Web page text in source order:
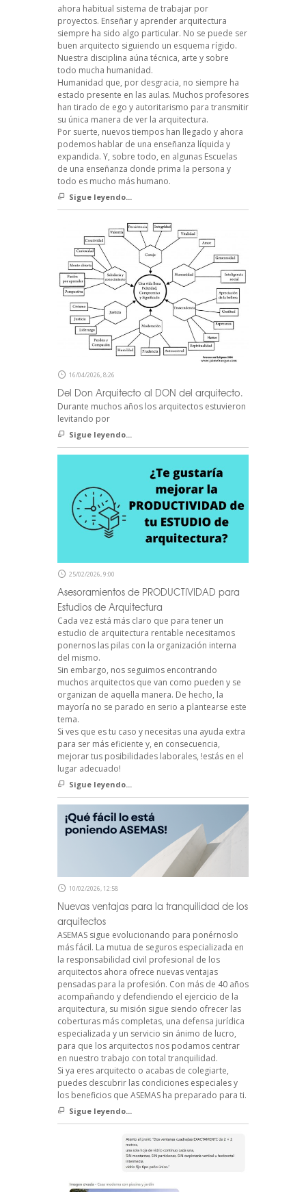
ahora habitual sistema de trabajar por
proyectos. Enseñar y aprender arquitectura
siempre ha sido algo particular. No se puede ser
buen arquitecto siguiendo un esquema rígido.
Nuestra disciplina aúna técnica, arte y sobre
todo mucha humanidad.
Humanidad que, por desgracia, no siempre ha
estado presente en las aulas. Muchos profesores
han tirado de ego y autoritarismo para transmitir
su única manera de ver la arquitectura.
Por suerte, nuevos tiempos han llegado y ahora
podemos hablar de una enseñanza líquida y
expandida. Y, sobre todo, en algunas Escuelas
de una enseñanza donde prima la persona y
todo es mucho más humano.
Sigue leyendo...
16/04/2026, 8:26
Del Don Arquitecto al DON del arquitecto.
Durante muchos años los arquitectos estuvieron
levitando por
Sigue leyendo...
25/02/2026, 9:00
Asesoramientos de PRODUCTIVIDAD para
Estudios de Arquitectura
Cada vez está más claro que para tener un
estudio de arquitectura rentable necesitamos
ponernos las pilas con la organización interna
del mismo.
Sin embargo, nos seguimos encontrando
muchos arquitectos que van como pueden y se
organizan de aquella manera. De hecho, la
mayoría no se parado en serio a plantearse este
tema.
Si ves que es tu caso y necesitas una ayuda extra
para ser más eficiente y, en consecuencia,
mejorar tus posibilidades laborales, !estás en el
lugar adecuado!
Sigue leyendo...
10/02/2026, 12:58
Nuevas ventajas para la tranquilidad de los
arquitectos
ASEMAS sigue evolucionando para ponérnoslo
más fácil. La mutua de seguros especializada en
la responsabilidad civil profesional de los
arquitectos ahora ofrece nuevas ventajas
pensadas para la profesión. Con más de 40 años
acompañando y defendiendo el ejercicio de la
arquitectura, su misión sigue siendo ofrecer las
coberturas más completas, una defensa jurídica
especializada y un servicio sin ánimo de lucro,
para que los arquitectos nos podamos centrar
en nuestro trabajo con total tranquilidad.
Si ya eres arquitecto o acabas de colegiarte,
puedes descubrir las condiciones especiales y
los beneficios que ASEMAS ha preparado para ti.
Sigue leyendo...